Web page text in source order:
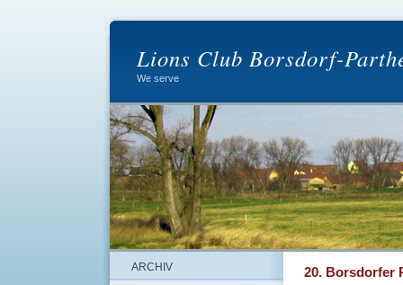
Lions Club Borsdorf-
We serve
ARCHIV 20. Borsdorfer